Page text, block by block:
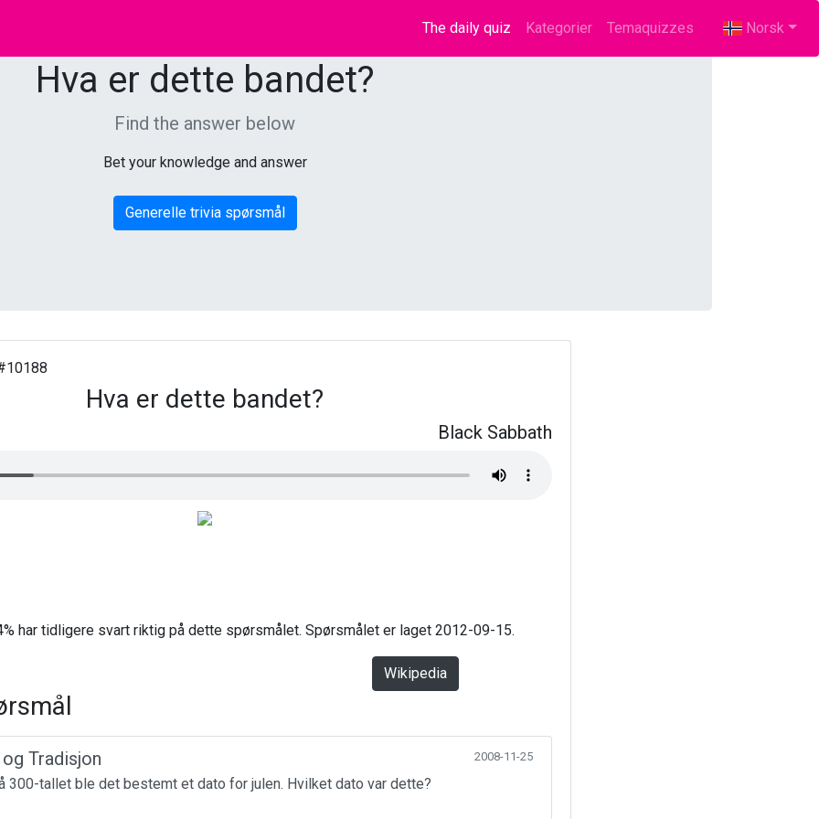
The daily quiz (current)
Kategorier Temaquizzes Norsk
Hva er dette bandet?
Find the answer below
Bet your knowledge and answer
Generelle trivia spørsmål
Hva er dette bandet?
Black Sabbath
har tidligere svart riktig på dette spørsmålet. Spørsmålet er laget 2012-09-15.
Wikipedia
Tradisjon 2008-11-25
300-tallet ble det bestemt et dato for julen. Hvilket dato var dette?